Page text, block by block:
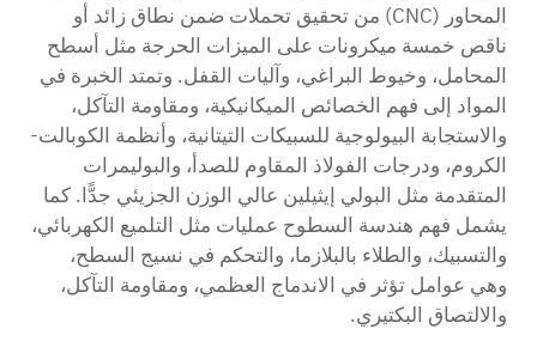
المحاور (CNC) من تحقيق تحملات ضمن نطاق زائد أو
ناقص خمسة ميكرونات على الميزات الحرجة مثل أسطح
المحامل، وخيوط البراغي، وآليات القفل. وتمتد الخبرة في
المواد إلى فهم الخصائص الميكانيكية، ومقاومة التآكل،
والاستجابة البيولوجية للسبيكات التيتانية، وأنظمة الكوبالت-
الكروم، ودرجات الفولاذ المقاوم للصدأ، والبوليمرات
المتقدمة مثل البولي إيثيلين عالي الوزن الجزيئي جدًّا. كما
يشمل فهم هندسة السطوح عمليات مثل التلميع الكهربائي،
والتسبيك، والطلاء بالبلازما، والتحكم في نسيج السطح،
وهي عوامل تؤثر في الاندماج العظمي، ومقاومة التآكل،
والالتصاق البكتيري.